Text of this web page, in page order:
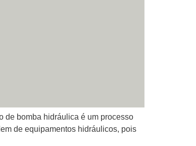
de bomba hidráulica é um processo
de equipamentos hidráulicos, pois